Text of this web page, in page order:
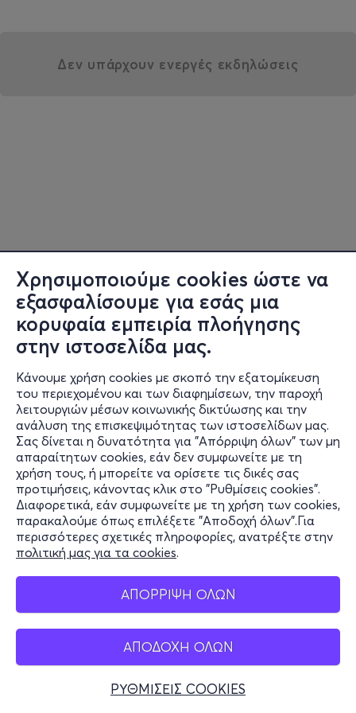
Χρησιμοποιούμε cookies ώστε να
εξασφαλίσουμε για εσάς μια
κορυφαία εμπειρία πλοήγησης
στην ιστοσελίδα μας.
Κάνουμε χρήση cookies με σκοπό την εξατομίκευση
του περιεχομένου και των διαφημίσεων, την παροχή
λειτουργιών μέσων κοινωνικής δικτύωσης και την
ανάλυση της επισκεψιμότητας των ιστοσελίδων μας.
Σας δίνεται η δυνατότητα για "Απόρριψη όλων" των μη
απαραίτητων cookies, εάν δεν συμφωνείτε με τη
χρήση τους, ή μπορείτε να ορίσετε τις δικές σας
προτιμήσεις, κάνοντας κλικ στο "Ρυθμίσεις cookies".
Διαφορετικά, εάν συμφωνείτε με τη χρήση των cookies,
παρακαλούμε όπως επιλέξετε "Αποδοχή όλων".Για
περισσότερες σχετικές πληροφορίες, ανατρέξτε στην
πολιτική μας για τα cookies.
ΑΠΟΡΡΙΨΗ ΟΛΩΝ
ΑΠΟΔΟΧΗ ΟΛΩΝ
ΡΥΘΜΙΣΕΙΣ COOKIES
Δεν υπάρχουν ενεργές εκδηλώσεις